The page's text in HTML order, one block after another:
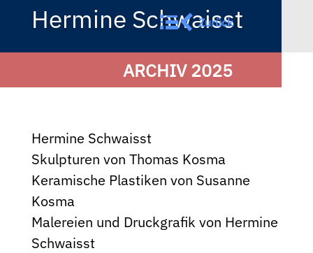
Hermine Schwaisst
Zurück
ARCHIV 2025
Hermine Schwaisst
Skulpturen von Thomas Kosma
Keramische Plastiken von Susanne
Kosma
Malereien und Druckgrafik von Hermine
Schwaisst